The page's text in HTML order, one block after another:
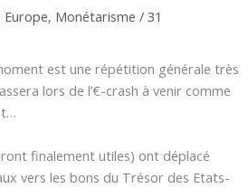
Europe, Monétarisme / 31
est une répétition générale très
lors de l’€-crash à venir comme
finalement utiles) ont déplacé
vers les bons du Trésor des Etats-